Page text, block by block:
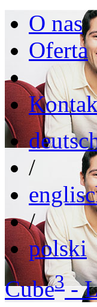
O nas
Oferta
/
/
polski
Cube3-